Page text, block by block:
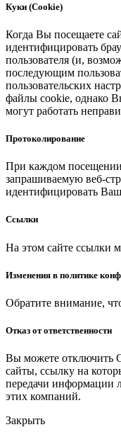
Куки (Cookie)
Когда Вы посещаете
идентифицировать
пользователя (и,
последующим
пользовательских
файлы cookie, однако
могут работать
Протоколирование
При каждом посещении
запрашиваемую веб-
идентифицировать Ваш
Ссылки
На этом сайте ссылки
Изменения в политике
Обратите внимание,
Отказ от ответственности
Вы можете отключить
сайты, ссылку на
передачи информации
этих компаний.
Закрыть